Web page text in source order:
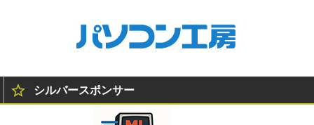
シルバースポンサー